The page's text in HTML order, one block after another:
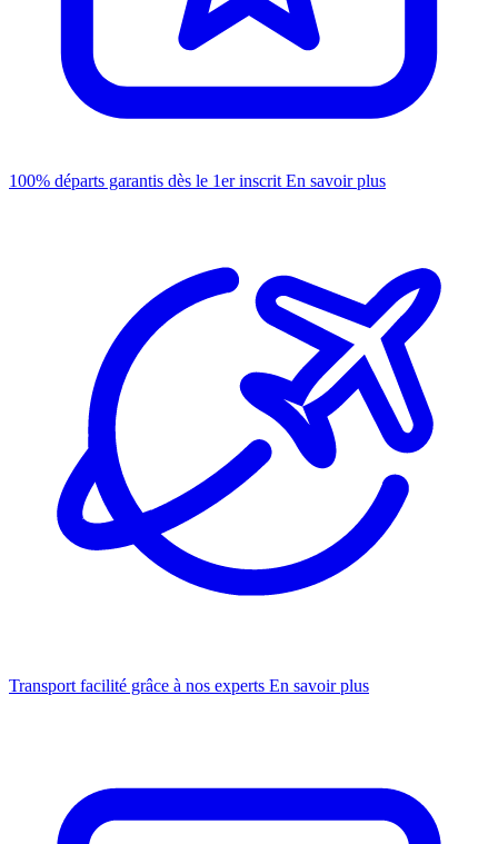
100% départs garantis dès le 1er inscrit En savoir plus
Transport facilité grâce à nos experts En savoir plus